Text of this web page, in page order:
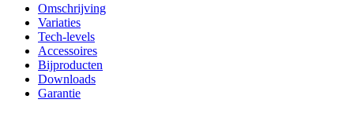
Omschrijving
Variaties
Tech-levels
Accessoires
Bijproducten
Downloads
Garantie